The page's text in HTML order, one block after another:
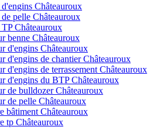
Châteauroux
pelle Châteauroux
Châteauroux
benne Châteauroux
d'engins Châteauroux
d'engins de chantier Châteauroux
d'engins de terrassement Châteauroux
d'engins du BTP Châteauroux
de bulldozer Châteauroux
de pelle Châteauroux
bâtiment Châteauroux
tp Châteauroux